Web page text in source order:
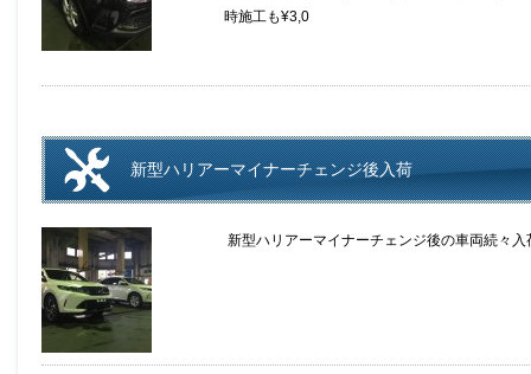
時施工も¥3,0
新型ハリアーマイナーチェンジ後入荷
新型ハリアーマイナーチェンジ後の車両続々入